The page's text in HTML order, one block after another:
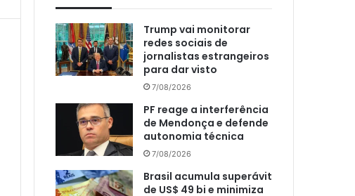
Trump vai monitorar
redes sociais de
jornalistas estrangeiros
para dar visto
7/08/2026
PF reage a interferência
de Mendonça e defende
autonomia técnica
7/08/2026
Brasil acumula superávit
de US$ 49 bi e minimiza